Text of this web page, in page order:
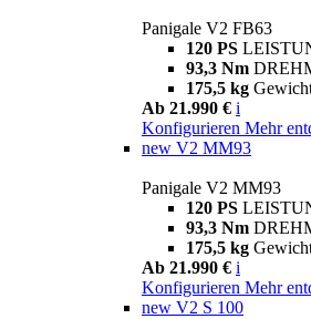
Panigale V2 FB63
120 PS
93,3 Nm
175,5 kg
Ab 21.990 € i
Konfigurieren Mehr
new V2 MM93
Panigale V2 MM93
120 PS
93,3 Nm
175,5 kg
Ab 21.990 € i
Konfigurieren Mehr
new V2 S 100